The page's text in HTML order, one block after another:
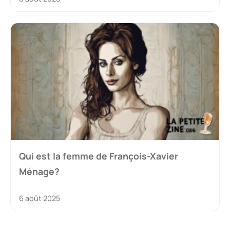
Qui est la femme de François-Xavier
Ménage?
6 août 2025